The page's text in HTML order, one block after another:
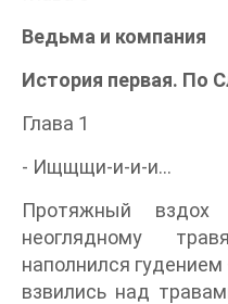
Ведьма и компания
История первая. По
Глава 1
- Ищщщи-и-и-и…
Протяжный вздох
неоглядному
наполнился
взвились над